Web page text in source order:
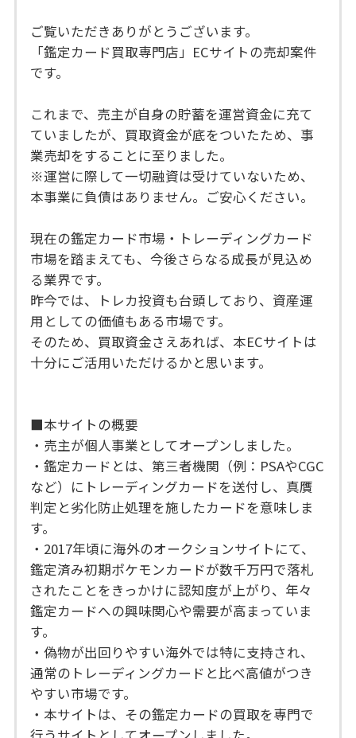
ご覧いただきありがとうございます。
「鑑定カード買取専門店」ECサイトの売却案件
です。
これまで、売主が自身の貯蓄を運営資金に充て
ていましたが、買取資金が底をついたため、事
業売却をすることに至りました。
※運営に際して一切融資は受けていないため、
本事業に負債はありません。ご安心ください。
現在の鑑定カード市場・トレーディングカード
市場を踏まえても、今後さらなる成長が見込め
る業界です。
昨今では、トレカ投資も台頭しており、資産運
用としての価値もある市場です。
そのため、買取資金さえあれば、本ECサイトは
十分にご活用いただけるかと思います。
■本サイトの概要
・売主が個人事業としてオープンしました。
・鑑定カードとは、第三者機関（例：PSAやCGC
など）にトレーディングカードを送付し、真贋
判定と劣化防止処理を施したカードを意味しま
す。
・2017年頃に海外のオークションサイトにて、
鑑定済み初期ポケモンカードが数千万円で落札
されたことをきっかけに認知度が上がり、年々
鑑定カードへの興味関心や需要が高まっていま
す。
・偽物が出回りやすい海外では特に支持され、
通常のトレーディングカードと比べ高値がつき
やすい市場です。
・本サイトは、その鑑定カードの買取を専門で